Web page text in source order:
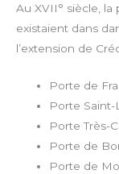
Au XVII° siècle,
existaient dans
l’extension de
Porte de
Porte Saint-
Porte Très-
Porte de
Porte de